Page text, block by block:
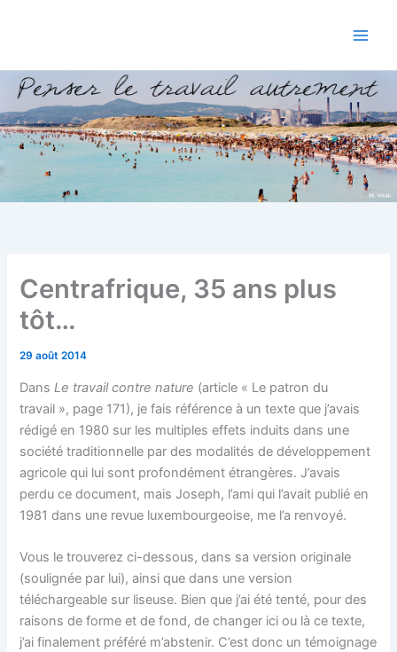
Centrafrique, 35 ans plus
tôt…
29 août 2014
DansLe travail contre nature (article « Le patron du
travail », page 171), je fais référence à un texte que j’avais
rédigé en 1980 sur les multiples effets induits dans une
société traditionnelle par des modalités de développement
agricole qui lui sont profondément étrangères. J’avais
perdu ce document, mais Joseph, l’ami qui l’avait publié en
1981 dans une revue luxembourgeoise, me l’a renvoyé.
Vous le trouverez ci-dessous, dans sa version originale
(soulignée par lui), ainsi que dans une version
téléchargeable sur liseuse. Bien que j’ai été tenté, pour des
raisons de forme et de fond, de changer ici ou là ce texte,
j’ai finalement préféré m’abstenir. C’est donc un témoignage